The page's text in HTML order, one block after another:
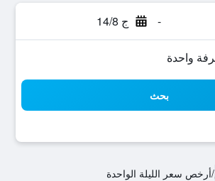
- ج 14/8
بحث
/أرخص سعر الليلة الواحدة